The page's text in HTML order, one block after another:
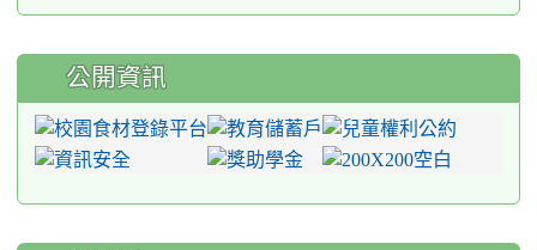
公開資訊